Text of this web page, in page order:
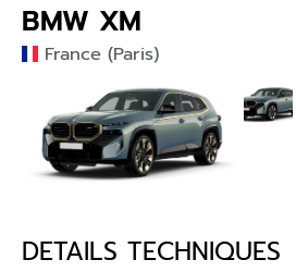
BMW XM
France (Paris)
DETAILS TECHNIQUES